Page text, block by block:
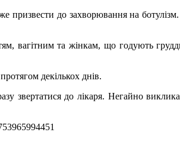
до захворювання на ботулізм.
вагітним та жінкам, що годують
декількох днів.
звертатися до лікаря. Негайно